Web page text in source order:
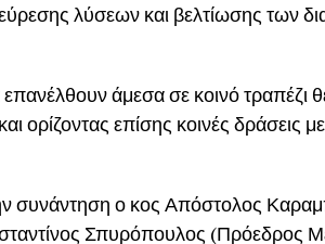
λύσεων και βελτίωσης των
άμεσα σε κοινό τραπέζι
ορίζοντας επίσης κοινές δράσεις
συνάντηση ο κος Απόστολος
Σπυρόπουλος (Πρόεδρος